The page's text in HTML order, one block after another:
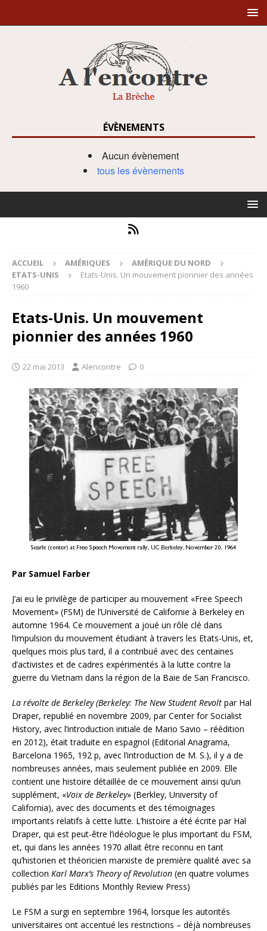
ÉVÈNEMENTS
Aucun évènement
tous les évènements
ACCUEIL AMÉRIQUES
AMÉRIQUE DU NORD
ETATS-UNIS
Etats-Unis. Un mouvement pionnier des années
1960
Etats-Unis. Un mouvement
pionnier des années 1960
22 mai 2013 Alencontre 0
Par Samuel Farber
J’ai eu le privilège de participer au mouvement «Free Speech
Movement» (FSM) de l’Université de Californie à Berkeley en
automne 1964. Ce mouvement a joué un rôle clé dans
l’impulsion du mouvement étudiant à travers les Etats-Unis, et,
quelques mois plus tard, il a contribué avec des centaines
d’activistes et de cadres expérimentés à la lutte contre la
guerre du Vietnam dans la région de la Baie de San Francisco.
La révolte de Berkeley (Berkeley: The New Student Revolt par Hal
Draper, republié en novembre 2009, par Center for Socialist
History, avec l’introduction initiale de Mario Savio – réédition
en 2012), était traduite en espagnol (Editorial Anagrama,
Barcelona 1965, 192 p, avec l’introduction de M. S.), il y a de
nombreuses années, mais seulement publiée en 2009. Elle
contient une histoire détaillée de ce mouvement ainsi qu’un
supplément, «Voix de Berkeley» (Berkley, University of
California), avec des documents et des témoignages
importants relatifs à cette lutte. L’histoire a été écrite par Hal
Draper, qui est peut-être l’idéologue le plus important du FSM,
et, qui dans les années 1970 allait être reconnu en tant
qu’historien et théoricien marxiste de première qualité avec sa
collection Karl Marx’s Theory of Revolution (en quatre volumes
publiés par les Editions Monthly Review Press)
Le FSM a surgi en septembre 1964, lorsque les autorités
universitaires ont accentué les restrictions – déjà nombreuses